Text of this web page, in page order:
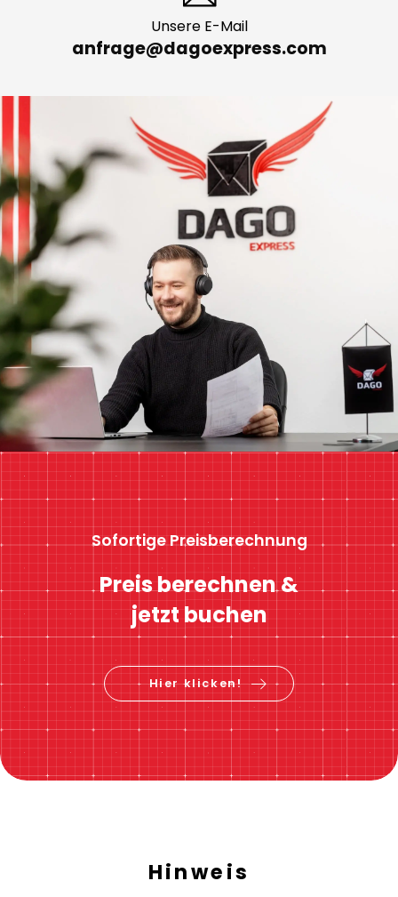
anfrage@dagoexpress.com
Sofortige Preisberechnung
Preis berechnen &
jetzt buchen